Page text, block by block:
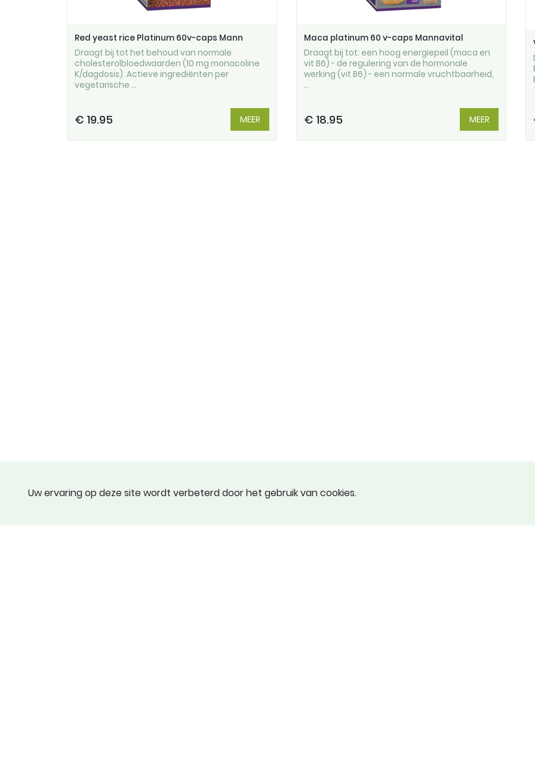
Red yeast rice Platinum 60v-caps Mann
Draagt bij tot het behoud van normale
cholesterolbloedwaarden (10 mg monacoline
K/dagdosis). Actieve ingrediënten per
vegetarische ...
€ 19.95 MEER
Maca platinum 60 v-caps Mannavital
Draagt bij tot: een hoog energiepeil (maca en
vit B6) - de regulering van de hormonale
werking (vit B6) - een normale vruchtbaarheid,
...
€ 18.95 MEER
Uw ervaring op deze site wordt verbeterd door het gebruik van cookies.